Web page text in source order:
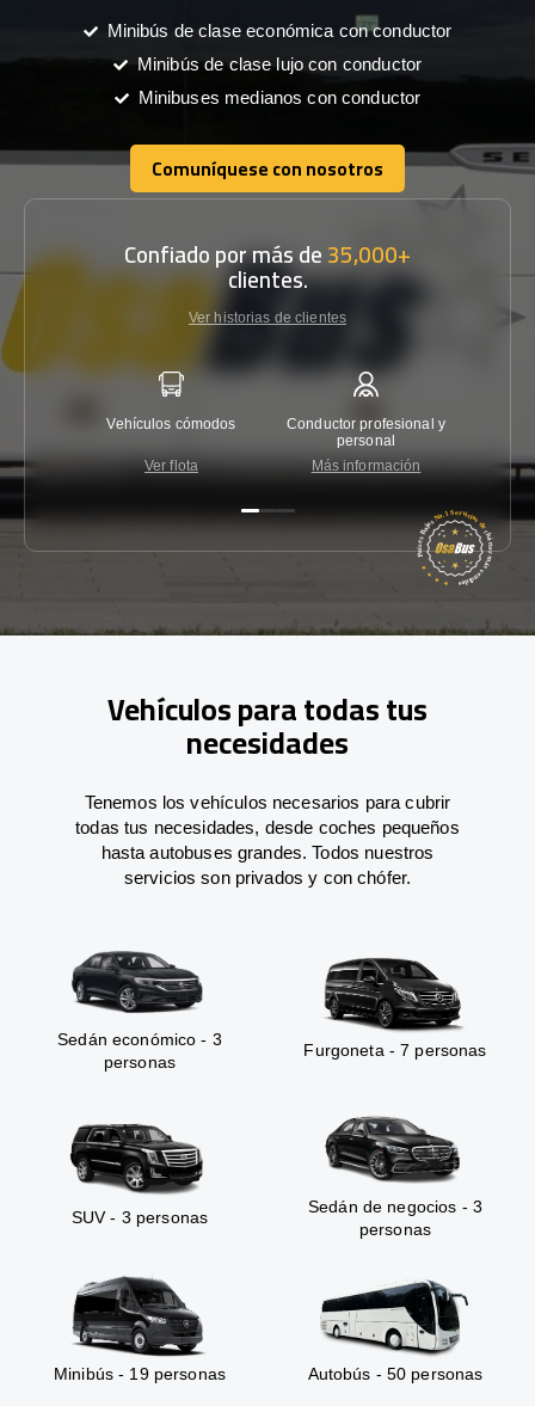
Minibús de clase económica con conductor
Minibús de clase lujo con conductor
Minibuses medianos con conductor
Comuníquese con nosotros
Comuníquese con nosotros
Confiado por más de35,000+
clientes.
Ver historias de clientes
Vehículos cómodos
Ver flota
Conductor profesional y
personal
Más información
Vehículos para todas tus
necesidades
Tenemos los vehículos necesarios para cubrir
todas tus necesidades, desde coches pequeños
hasta autobuses grandes. Todos nuestros
servicios son privados y con chófer.
Sedán económico - 3
personas
Furgoneta - 7 personas
SUV - 3 personas
Sedán de negocios - 3
personas
Minibús - 19 personas Autobús - 50 personas